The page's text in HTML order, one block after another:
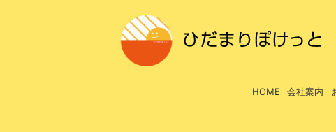
HOME 会社案内